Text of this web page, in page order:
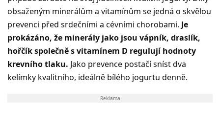
obsaženým minerálům a vitamínům se jedná o skvělou
prevenci před srdečními a cévními chorobami. Je
prokázáno, že minerály jako jsou vápník, draslík,
hořčík společně s vitamínem D regulují hodnoty
krevního tlaku. Jako prevence postačí sníst dva
kelímky kvalitního, ideálně bílého jogurtu denně.
Reklama